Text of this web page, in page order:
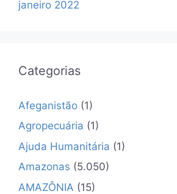
janeiro 2022
Categorias
Afeganistão (1)
Agropecuária (1)
Ajuda Humanitária (1)
Amazonas (5.050)
AMAZÔNIA (15)